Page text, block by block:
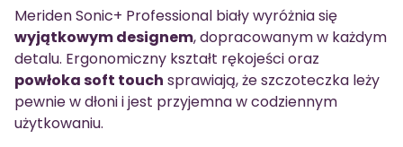
Meriden Sonic+ Professional biały wyróżnia się
wyjątkowym designem, dopracowanym w każdym
detalu. Ergonomiczny kształt rękojeści oraz
powłoka soft touch sprawiają, że szczoteczka leży
pewnie w dłoni i jest przyjemna w codziennym
użytkowaniu.